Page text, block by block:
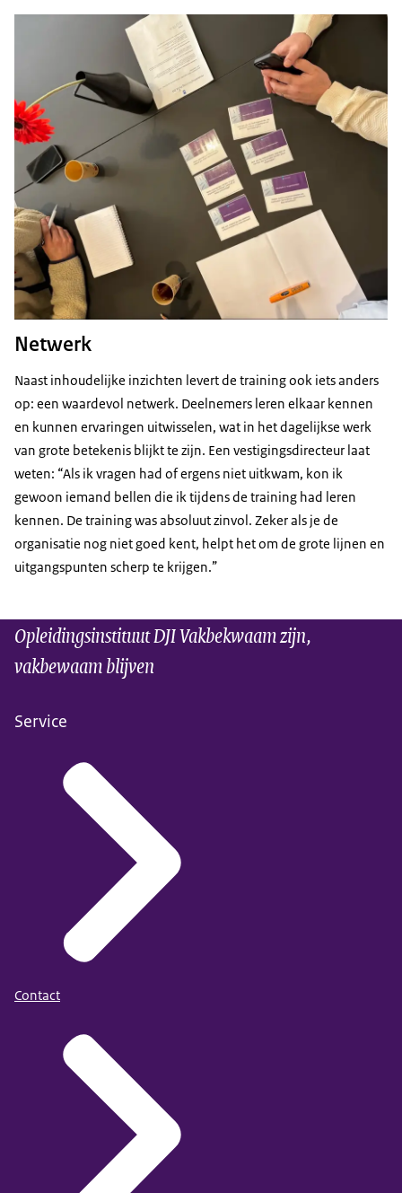
Netwerk
Naast inhoudelijke inzichten levert de training ook iets anders
op: een waardevol netwerk. Deelnemers leren elkaar kennen
en kunnen ervaringen uitwisselen, wat in het dagelijkse werk
van grote betekenis blijkt te zijn. Een vestigingsdirecteur laat
weten: “Als ik vragen had of ergens niet uitkwam, kon ik
gewoon iemand bellen die ik tijdens de training had leren
kennen. De training was absoluut zinvol. Zeker als je de
organisatie nog niet goed kent, helpt het om de grote lijnen en
uitgangspunten scherp te krijgen.”
Opleidingsinstituut DJI Vakbekwaam zijn,
vakbewaam blijven
Service
Contact